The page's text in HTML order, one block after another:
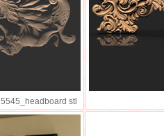
5545_headboard stl